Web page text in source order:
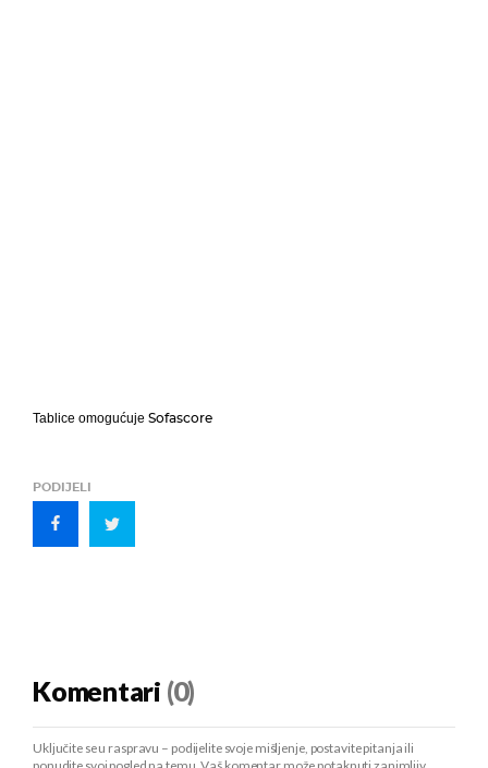
Tablice omogućuje Sofascore
PODIJELI
Komentari (0)
Uključite se u raspravu – podijelite svoje mišljenje, postavite pitanja ili